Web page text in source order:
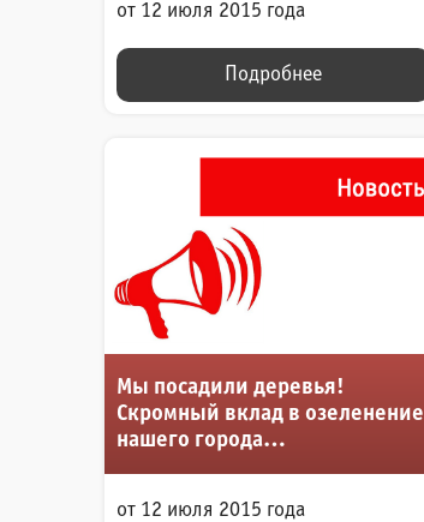
от 12 июля 2015 года
Подробнее
Мы посадили деревья!
Скромный вклад в озеленение
нашего города…
от 12 июля 2015 года